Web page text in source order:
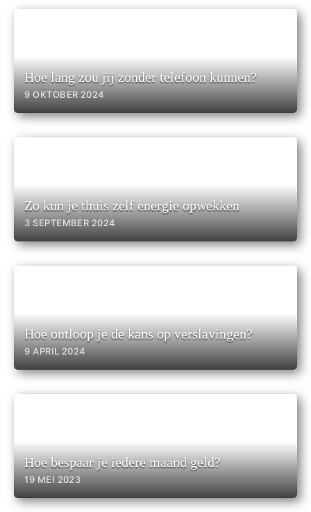
Hoe lang zou jij zonder telefoon kunnen?
9 OKTOBER 2024
Zo kun je thuis zelf energie opwekken
3 SEPTEMBER 2024
Hoe ontloop je de kans op verslavingen?
9 APRIL 2024
Hoe bespaar je iedere maand geld?
19 MEI 2023